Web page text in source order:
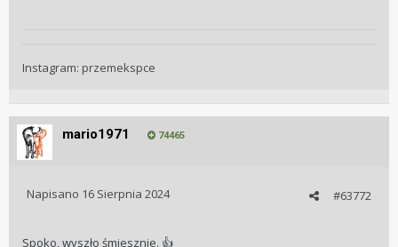
Instagram: przemekspce
mario1971 74465
#63772
Napisano 16 Sierpnia 2024
Spoko, wyszło śmiesznie. 👍